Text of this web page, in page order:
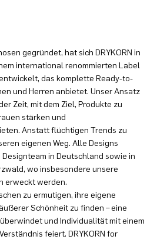
gegründet, hat sich DRYKORN in
international renommierten Label
das komplette Ready-to-
und Herren anbietet. Unser Ansatz
Zeit, mit dem Ziel, Produkte zu
stärken und
Anstatt flüchtigen Trends zu
eigenen Weg. Alle Designs
in Deutschland sowie in
wo insbesondere unsere
erweckt werden.
zu ermutigen, ihre eigene
Schönheit zu finden – eine
und Individualität mit einem
feiert. DRYKORN for